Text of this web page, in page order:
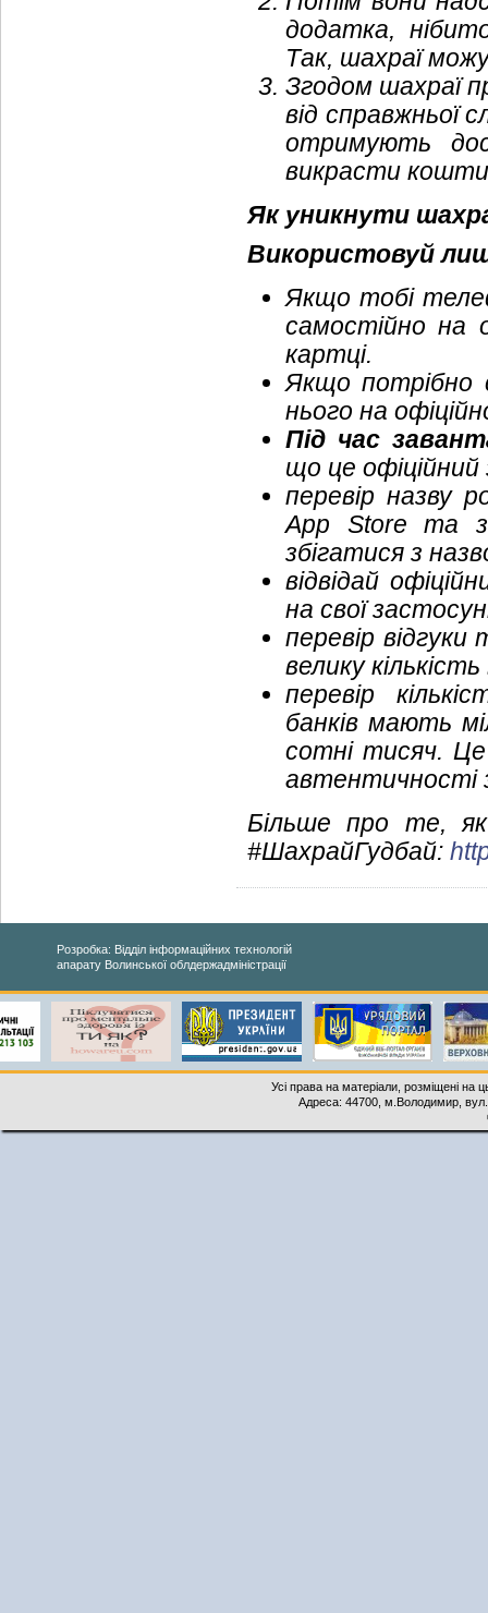
додатка,
Так, шахраї
Згодом шахраї
від справжньої
отримують
викрасти
Як уникнути
Використовуй
Якщо тобі
самостійно на
картці.
Якщо потрібно
нього на
Під час
що це
перевір назву
App Store та
збігатися з
відвідай
на свої
перевір
велику
перевір
банків мають
сотні тисяч.
автентичності
Більше про те,
#ШахрайГудбай:
Розробка: Відділ інформаційних технологій
апарату Волинської облдержадміністрації
Усі права на матеріали, розміщені на
Адреса: 44700, м.Володимир,